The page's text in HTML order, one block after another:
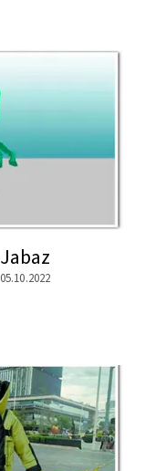
Jabaz
05.10.2022